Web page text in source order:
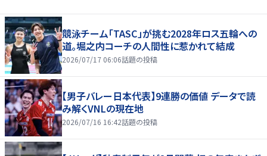
競泳チーム「TASC」が挑む2028年ロス五輪への
道。堀之内コーチの人間性に惹かれて結成
2026/07/17 06:06話題の投稿
【男子バレー日本代表】9連勝の価値 データで読
み解くVNLの現在地
2026/07/16 16:42話題の投稿